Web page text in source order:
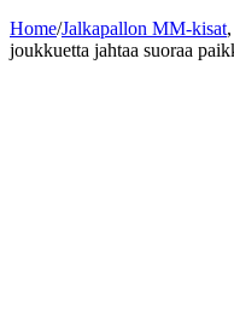
Home/Jalkapallon MM-kisat,
joukkuetta jahtaa suoraa